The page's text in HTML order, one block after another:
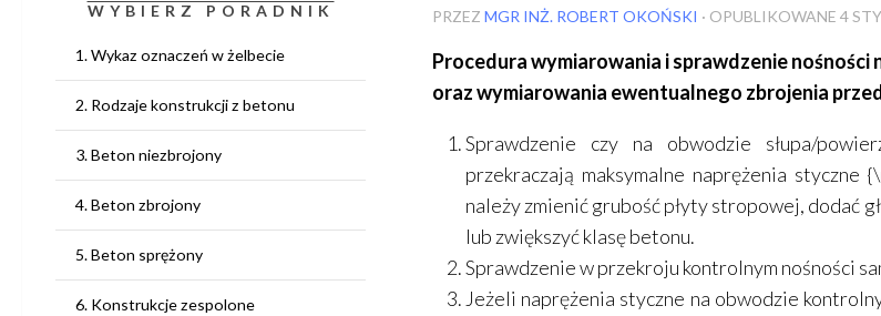
PRZEZ MGR INŻ. ROBERT OKOŃSKI · OPUBLIKOWANE 4
Procedura wymiarowania i sprawdzenie
oraz wymiarowania ewentualnego zbrojenia
Sprawdzenie czy na obwodzie słupa/
przekraczają maksymalne naprężenia styczne
należy zmienić grubość płyty stropowej, dodać
lub zwiększyć klasę betonu.
Sprawdzenie w przekroju kontrolnym nośności
Jeżeli naprężenia styczne na obwodzie
WYBIERZ PORADNIK
1. Wykaz oznaczeń w żelbecie
2. Rodzaje konstrukcji z betonu
3. Beton niezbrojony
4. Beton zbrojony
5. Beton sprężony
6. Konstrukcje zespolone